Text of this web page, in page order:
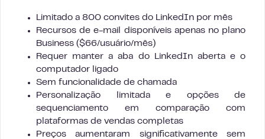
Limitado a 800 convites do LinkedIn por mês
Recursos de e-mail disponíveis apenas no plano
Business ($66/usuário/mês)
Requer manter a aba do LinkedIn aberta e o
computador ligado
Sem funcionalidade de chamada
Personalização limitada e opções de
sequenciamento em comparação com
plataformas de vendas completas
Preços aumentaram significativamente sem